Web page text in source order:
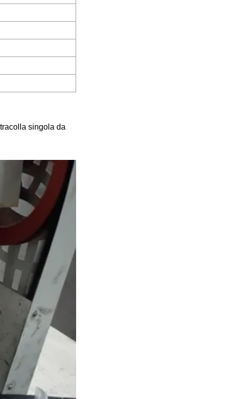
singola da